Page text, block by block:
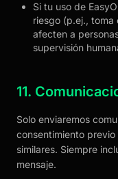
Si tu uso de
riesgo (p.ej.,
afecten a
supervisión
11.
Solo enviaremos
consentimiento
similares. Siempre
mensaje.